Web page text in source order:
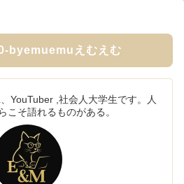
byemuemuえむえむ
YouTuber ,社会人大学生です。人
こそ語れるものがある。